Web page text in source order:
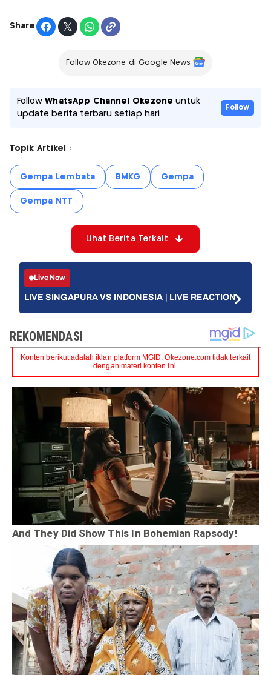
Share
Follow Okezone di Google News
FollowWhatsApp Channel Okezone untuk
update berita terbaru setiap hari
Follow
Topik Artikel :
Gempa Lembata BMKG Gempa
Gempa NTT
Lihat Berita Terkait
Live Now
LIVE SINGAPURA VS INDONESIA | LIVE REACTION